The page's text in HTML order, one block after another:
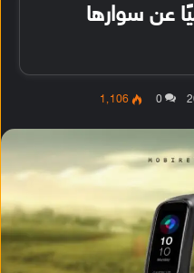
عن سوارها
0 1٬106